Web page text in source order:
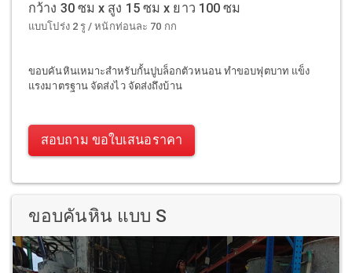
กว้าง 30 ซม x สูง 15 ซม x ยาว 100 ซม
แบบโปร่ง 2 รู / หนักท่อนละ 70 กก
ขอบคันหินเหมาะสำหรับกั้นปูบล็อกตัวหนอน ทำขอบฟุตบาท แข็ง
แรงมาตรฐาน จัดส่งไว จัดส่งถึงบ้าน
สอบถาม ขอใบเสนอราคา
ขอบคันหิน แบบ S